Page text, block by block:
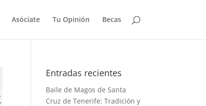
Asóciate Tu Opinión Becas
Entradas recientes
Baile de Magos de Santa
Cruz de Tenerife: Tradición y